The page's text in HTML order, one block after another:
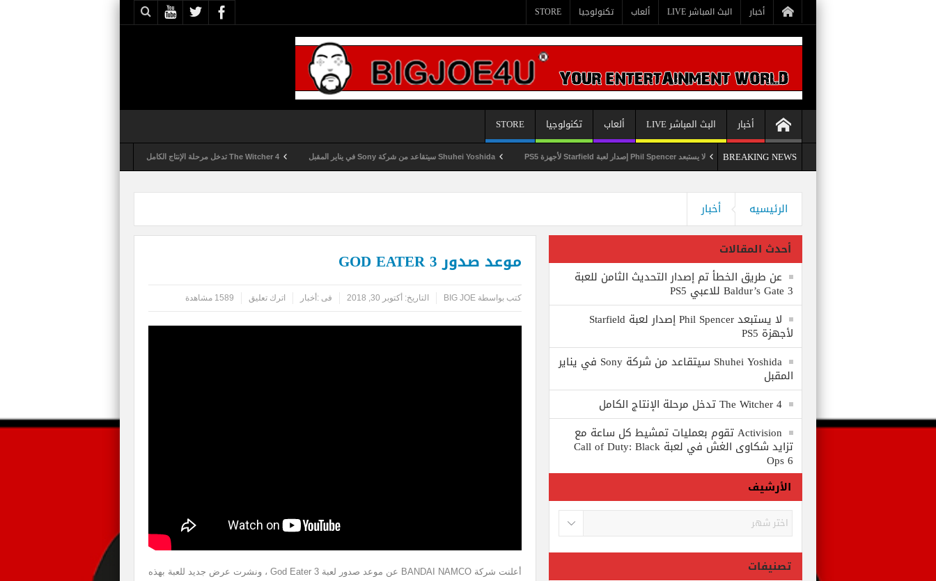
أخبار البث المباشر LIVE ألعاب تكنولوجيا STORE
أخبار البث المباشر LIVE ألعاب تكنولوجيا
STORE
BREAKING NEWSلا يستبعد Phil Spencer إصدار لعبة Starfield لأجهزة PS5 Shuhei Yoshida سيتقاعد من شركة Sony في يناير المقبل The Witcher 4 تدخل مرحلة الإنتاج الكامل
الرئيسيه أخبار
موعد صدور GOD EATER 3
كتب بواسطة BIG JOE التاريخ: أكتوبر 30, 2018 فى : أخبار اترك تعليق 1589 مشاهدة
أعلنت شركة BANDAI NAMCO عن موعد صدور لعبة God Eater 3 ، ونشرت عرض جديد للعبة بهذه
أحدث المقالات
عن طريق الخطأ تم إصدار التحديث الثامن للعبة
Baldur’s Gate 3 للاعبي PS5
لا يستبعد Phil Spencer إصدار لعبة Starfield
لأجهزة PS5
Shuhei Yoshida سيتقاعد من شركة Sony في يناير
المقبل
The Witcher 4 تدخل مرحلة الإنتاج الكامل
Activision تقوم بعمليات تمشيط كل ساعة مع
تزايد شكاوى الغش في لعبة Call of Duty: Black
Ops 6
الأرشيف
الأرشيف
تصنيفات